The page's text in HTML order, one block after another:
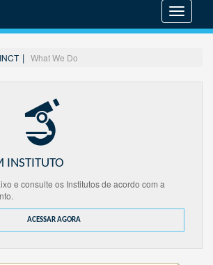
menu
INCT What We Do
INSTITUTO
e consulte os Institutos de acordo com a
ACESSAR AGORA